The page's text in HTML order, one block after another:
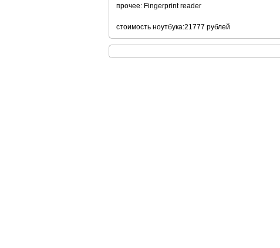
прочее: Fingerprint reader
стоимость ноутбука:21777 рублей